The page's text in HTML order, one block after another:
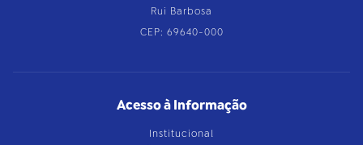
Rui Barbosa
CEP: 69640-000
Acesso à Informação
Institucional